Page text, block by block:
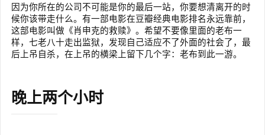
因为你所在的公司不可能是你的最后一站，你要想清离开的时
候你该带走什么。有一部电影在豆瓣经典电影排名永远靠前，
这部电影叫做《肖申克的救赎》。希望不要像里面的老布一
样，七老八十走出监狱，发现自己适应不了外面的社会了，最
后上吊自杀，在上吊的横梁上留下几个字：老布到此一游。
晚上两个小时